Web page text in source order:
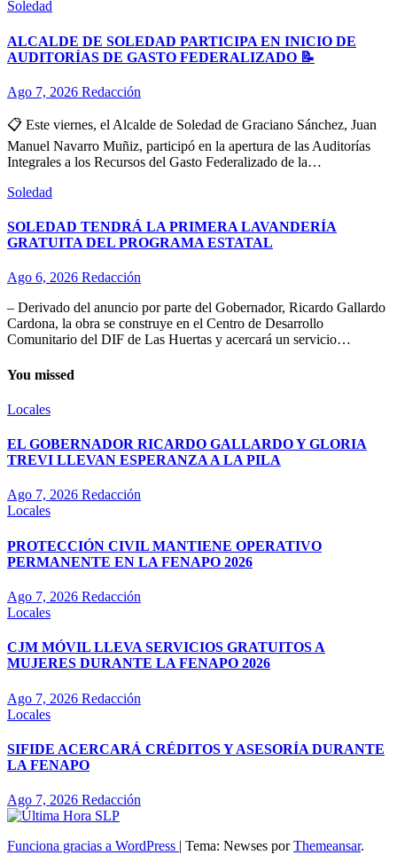
Soledad
ALCALDE DE SOLEDAD PARTICIPA EN INICIO DE
AUDITORÍAS DE GASTO FEDERALIZADO 📝
Ago 7, 2026 Redacción
📋 Este viernes, el Alcalde de Soledad de Graciano Sánchez, Juan
Manuel Navarro Muñiz, participó en la apertura de las Auditorías
Integrales a los Recursos del Gasto Federalizado de la…
Soledad
SOLEDAD TENDRÁ LA PRIMERA LAVANDERÍA
GRATUITA DEL PROGRAMA ESTATAL
Ago 6, 2026 Redacción
– Derivado del anuncio por parte del Gobernador, Ricardo Gallardo
Cardona, la obra se construye en el Centro de Desarrollo
Comunitario del DIF de Las Huertas y acercará un servicio…
You missed
Locales
EL GOBERNADOR RICARDO GALLARDO Y GLORIA
TREVI LLEVAN ESPERANZA A LA PILA
Ago 7, 2026 Redacción
Locales
PROTECCIÓN CIVIL MANTIENE OPERATIVO
PERMANENTE EN LA FENAPO 2026
Ago 7, 2026 Redacción
Locales
CJM MÓVIL LLEVA SERVICIOS GRATUITOS A
MUJERES DURANTE LA FENAPO 2026
Ago 7, 2026 Redacción
Locales
SIFIDE ACERCARÁ CRÉDITOS Y ASESORÍA DURANTE
LA FENAPO
Ago 7, 2026 Redacción
Funciona gracias a WordPress | Tema: Newses porThemeansar.